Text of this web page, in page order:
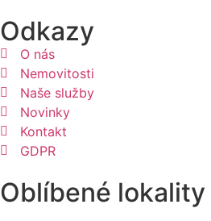
Odkazy
O nás
Nemovitosti
Naše služby
Novinky
Kontakt
GDPR
Oblíbené lokality